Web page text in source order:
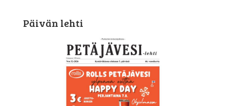
Päivän lehti